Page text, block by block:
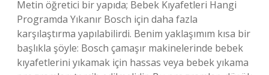
Metin öğretici bir yapıda; Bebek Kıyafetleri Hangi
Programda Yıkanır Bosch için daha fazla
karşılaştırma yapılabilirdi. Benim yaklaşımım kısa bir
başlıkla şöyle: Bosch çamaşır makinelerinde bebek
kıyafetlerini yıkamak için hassas veya bebek yıkama